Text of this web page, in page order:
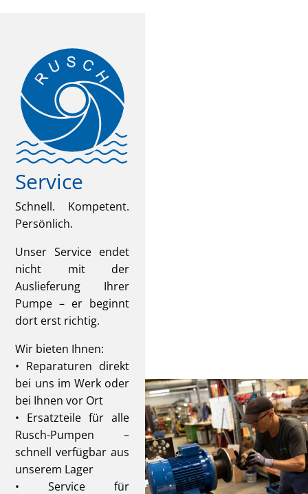
Service
Schnell. Kompetent.
Persönlich.
Unser Service endet
nicht mit der
Auslieferung Ihrer
Pumpe – er beginnt
dort erst richtig.
Wir bieten Ihnen:
• Reparaturen direkt
bei uns im Werk oder
bei Ihnen vor Ort
• Ersatzteile für alle
Rusch-Pumpen –
schnell verfügbar aus
unserem Lager
• Service für